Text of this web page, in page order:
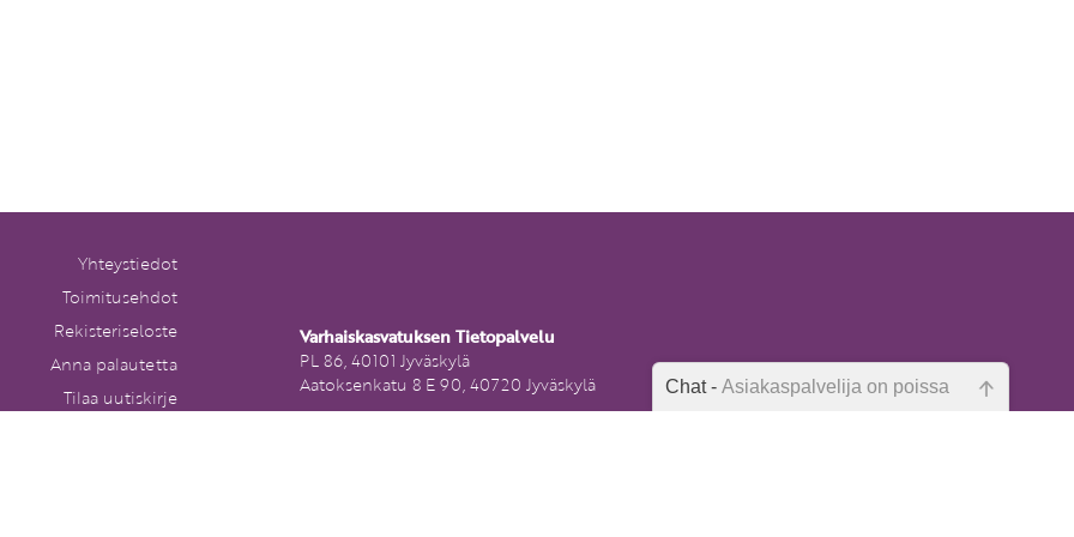
Yhteystiedot
Toimitusehdot
Rekisteriseloste
Anna palautetta
Tilaa uutiskirje
Varhaiskasvatuksen Tietopalvelu
PL 86, 40101 Jyväskylä
Aatoksenkatu 8 E 90, 40720 Jyväskylä
Chat -Asiakaspalvelija on poissa